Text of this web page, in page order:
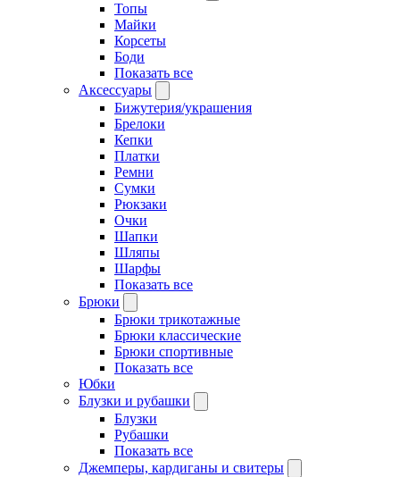
Топы
Майки
Корсеты
Боди
Показать все
Аксессуары
Бижутерия/украшения
Брелоки
Кепки
Платки
Ремни
Сумки
Рюкзаки
Очки
Шапки
Шляпы
Шарфы
Показать все
Брюки
Брюки трикотажные
Брюки классические
Брюки спортивные
Показать все
Юбки
Блузки и рубашки
Блузки
Рубашки
Показать все
Джемперы, кардиганы и свитеры